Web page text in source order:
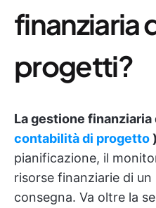
finanziaria
progetti?
La gestione
contabilità di progetto)
pianificazione, il
risorse finanziarie di
consegna. Va oltre la